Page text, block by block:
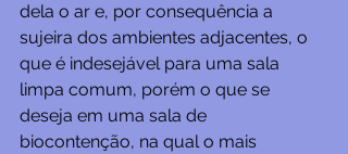
dela o ar e, por consequência a
sujeira dos ambientes adjacentes, o
que é indesejável para uma sala
limpa comum, porém o que se
deseja em uma sala de
biocontenção, na qual o mais